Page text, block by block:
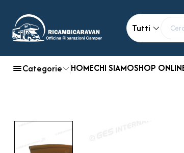
Tutti
Categorie HOMECHI SIAMOSHOP